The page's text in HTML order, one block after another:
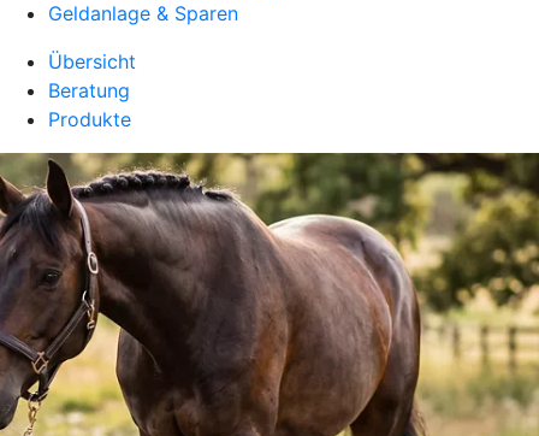
Geldanlage & Sparen
Übersicht
Beratung
Produkte